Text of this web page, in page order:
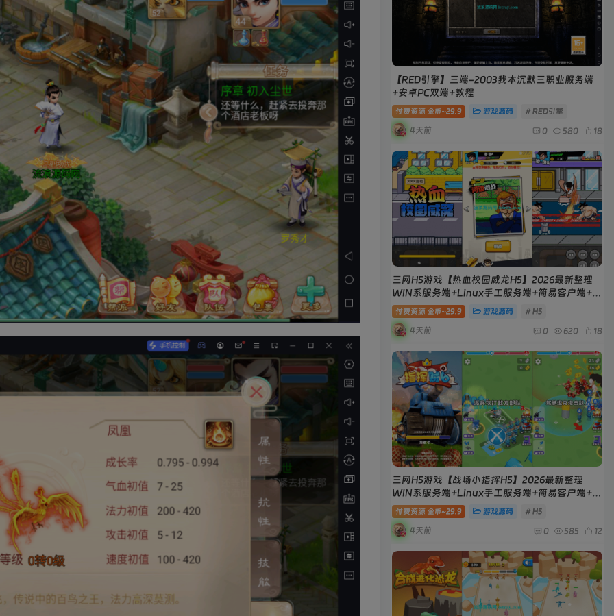
【RED引擎】三端-2003我本沉默三职业服务端
+安卓PC双端+教程
付费资源 金币~29.9 游戏源码 # RED引擎
4天前 0 580 18
三网H5游戏【热血校园威龙H5】2026最新整理
WIN系服务端+Linux手工服务端+简易客户端+教
程
付费资源 金币~29.9 游戏源码 # H5
4天前 0 620 18
三网H5游戏【战场小指挥H5】2026最新整理
WIN系服务端+Linux手工服务端+简易客户端+教
程
付费资源 金币~29.9 游戏源码 # H5
4天前 0 585 12